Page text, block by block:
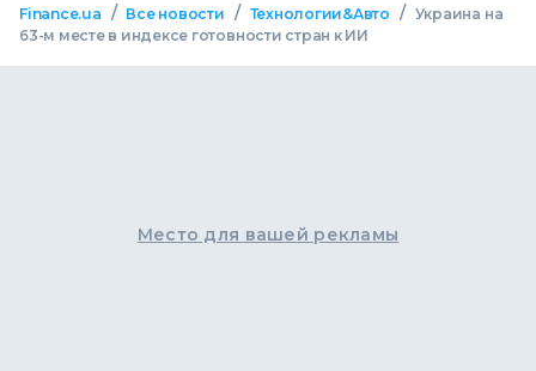
Finance.ua / Все новости / Технологии&Авто / Украина на
63-м месте в индексе готовности стран к ИИ
Место для вашей рекламы